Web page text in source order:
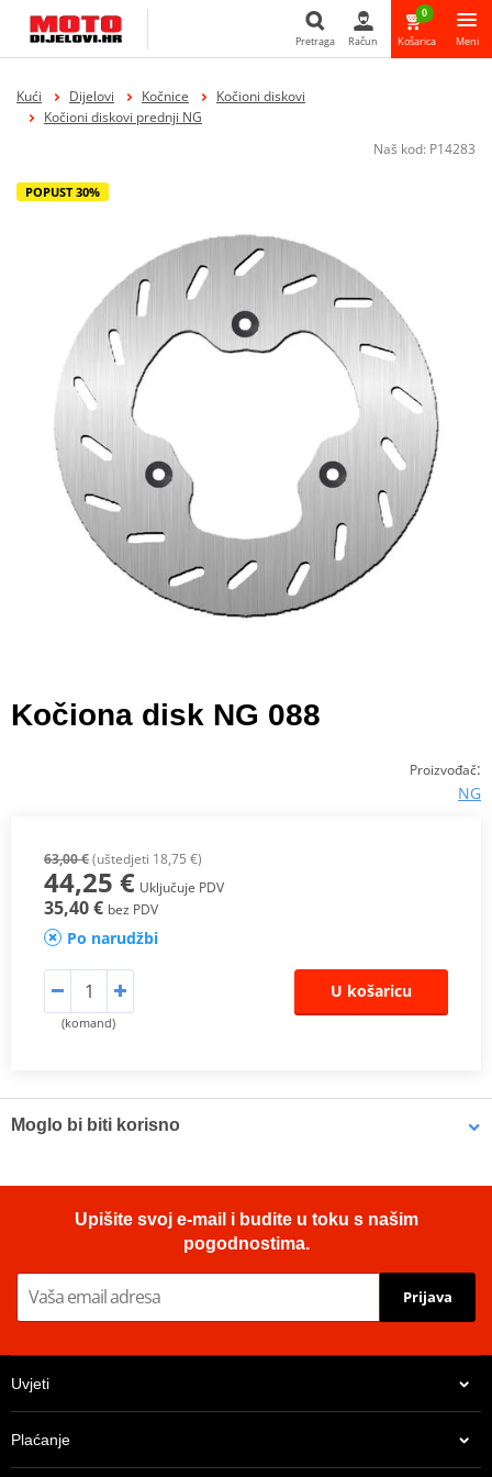
Pretraga Račun
0
Košarica Meni
Kući Dijelovi Kočnice
Kočioni diskovi
Kočioni diskovi prednji NG
Naš kod: P14283
POPUST 30%
Kočiona disk NG 088
Proizvođač:
NG
63,00 €(uštedjeti 18,75 €)
44,25 € Uključuje PDV
35,40 € bez PDV
Po narudžbi
(komand)
U košaricu
Moglo bi biti korisno
ml (ideal for workshops)
Upišite svoj e-mail i budite u toku s našim
pogodnostima.
Prijava
Uvjeti
Plaćanje